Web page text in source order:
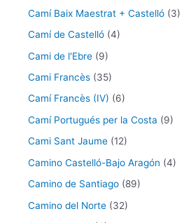
Camí Baix Maestrat + Castelló (3)
Camí de Castelló (4)
Cami de l'Ebre (9)
Cami Francès (35)
Camí Francès (IV) (6)
Camí Portugués per la Costa (9)
Cami Sant Jaume (12)
Camino Castelló-Bajo Aragón (4)
Camino de Santiago (89)
Camino del Norte (32)